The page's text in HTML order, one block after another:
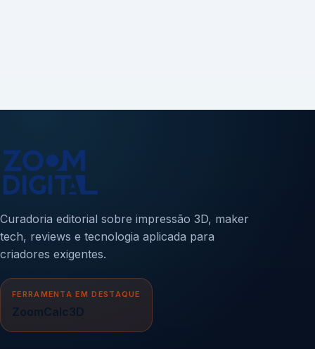
Curadoria editorial sobre impressão 3D, maker
tech, reviews e tecnologia aplicada para
criadores exigentes.
FERRAMENTA EM DESTAQUE
ZoomCalc3D